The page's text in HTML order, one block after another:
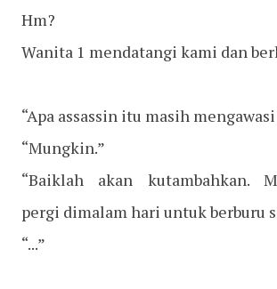
Hm?
Wanita 1 mendatangi kami dan
“Apa assassin itu masih
“Mungkin.”
“Baiklah akan kutambahkan.
pergi dimalam hari untuk berburu
“...”